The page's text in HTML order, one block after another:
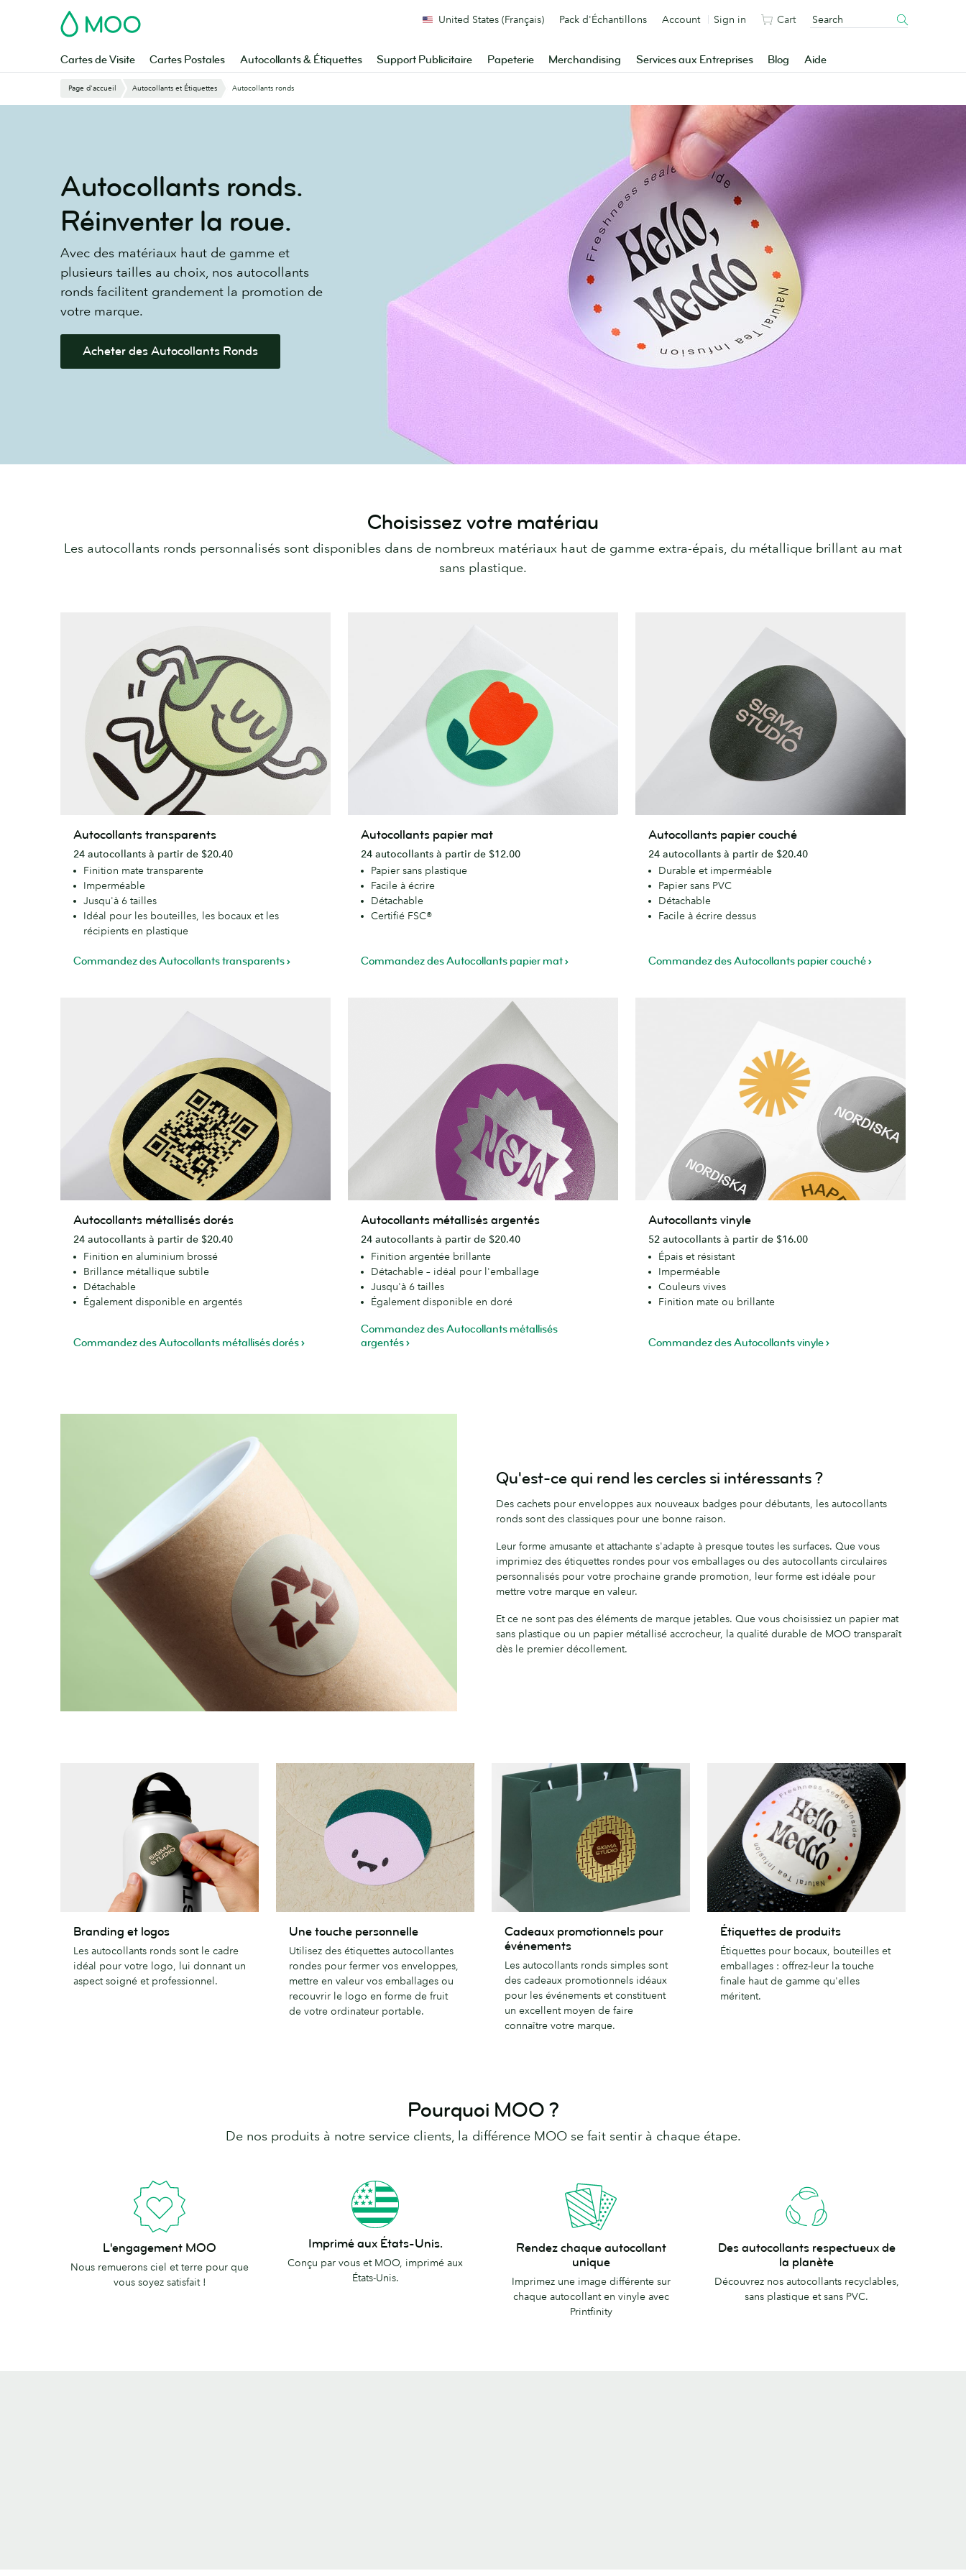
MOO
Cartes de Visite Cartes Postales Autocollants & Étiquettes Support Publicitaire Papeterie Merchandising Services aux Entreprises Blog Aide
United States (Français) Pack d'Échantillons Account Sign in Cart
Page d'accueil Autocollants et Étiquettes Autocollants ronds
Autocollants ronds.
Réinventer la roue.
Avec des matériaux haut de gamme et
plusieurs tailles au choix, nos autocollants
ronds facilitent grandement la promotion de
votre marque.
Acheter des Autocollants Ronds
Choisissez votre matériau
Les autocollants ronds personnalisés sont disponibles dans de nombreux matériaux haut de gamme extra-épais, du métallique brillant au mat
sans plastique.
transparents
Autocollants transparents
24 autocollants à partir de $20.40
Finition mate transparente
Imperméable
Jusqu'à 6 tailles
Idéal pour les bouteilles, les bocaux et les
récipients en plastique
Commandez des Autocollants transparents
papier
mat
Autocollants papier mat
24 autocollants à partir de $12.00
Papier sans plastique
Facile à écrire
Détachable
Certifié FSC®
Commandez des Autocollants papier mat
papier
couché
Autocollants papier couché
24 autocollants à partir de $20.40
Durable et imperméable
Papier sans PVC
Détachable
Facile à écrire dessus
Commandez des Autocollants papier couché
métallisés
dorés
Autocollants métallisés dorés
24 autocollants à partir de $20.40
Finition en aluminium brossé
Brillance métallique subtile
Détachable
Également disponible en argentés
Commandez des Autocollants métallisés dorés
métallisés
argentés
Autocollants métallisés argentés
24 autocollants à partir de $20.40
Finition argentée brillante
Détachable – idéal pour l'emballage
Jusqu'à 6 tailles
Également disponible en doré
Commandez des Autocollants métallisés
argentés
vinyle
Autocollants vinyle
52 autocollants à partir de $16.00
Épais et résistant
Imperméable
Couleurs vives
Finition mate ou brillante
Commandez des Autocollants vinyle
Qu'est-ce qui rend les cercles si intéressants ?
Des cachets pour enveloppes aux nouveaux badges pour débutants, les autocollants
ronds sont des classiques pour une bonne raison.
Leur forme amusante et attachante s'adapte à presque toutes les surfaces. Que vous
imprimiez des étiquettes rondes pour vos emballages ou des autocollants circulaires
personnalisés pour votre prochaine grande promotion, leur forme est idéale pour
mettre votre marque en valeur.
Et ce ne sont pas des éléments de marque jetables. Que vous choisissiez un papier mat
sans plastique ou un papier métallisé accrocheur, la qualité durable de MOO transparaît
dès le premier décollement.
logos
Branding et logos
Les autocollants ronds sont le cadre
idéal pour votre logo, lui donnant un
aspect soigné et professionnel.
touche
personnelle
Une touche personnelle
Utilisez des étiquettes autocollantes
rondes pour fermer vos enveloppes,
mettre en valeur vos emballages ou
recouvrir le logo en forme de fruit
de votre ordinateur portable.
promotionnels
pour
événements
Cadeaux promotionnels pour
événements
Les autocollants ronds simples sont
des cadeaux promotionnels idéaux
pour les événements et constituent
un excellent moyen de faire
connaître votre marque.
produits
Étiquettes de produits
Étiquettes pour bocaux, bouteilles et
emballages : offrez-leur la touche
finale haut de gamme qu'elles
méritent.
Pourquoi MOO ?
De nos produits à notre service clients, la différence MOO se fait sentir à chaque étape.
L'engagementL'engagement MOO
Nous remuerons ciel et terre pour que
vous soyez satisfait !
Imprimé
États-
Imprimé aux États-Unis.
Conçu par vous et MOO, imprimé aux
États-Unis.
Rendez
autocollant
unique
Rendez chaque autocollant
unique
Imprimez une image différente sur
chaque autocollant en vinyle avec
Printfinity
Des
respectueux
Des autocollants respectueux de
la planète
Découvrez nos autocollants recyclables,
sans plastique et sans PVC.